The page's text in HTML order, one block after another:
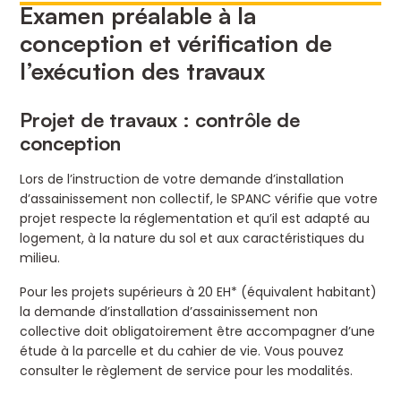
Examen préalable à la
conception et vérification de
l’exécution des travaux
Projet de travaux : contrôle de
conception
Lors de l’instruction de votre demande d’installation
d’assainissement non collectif, le SPANC vérifie que votre
projet respecte la réglementation et qu’il est adapté au
logement, à la nature du sol et aux caractéristiques du
milieu.
Pour les projets supérieurs à 20 EH* (équivalent habitant)
la demande d’installation d’assainissement non
collective doit obligatoirement être accompagner d’une
étude à la parcelle et du cahier de vie. Vous pouvez
consulter le règlement de service pour les modalités.